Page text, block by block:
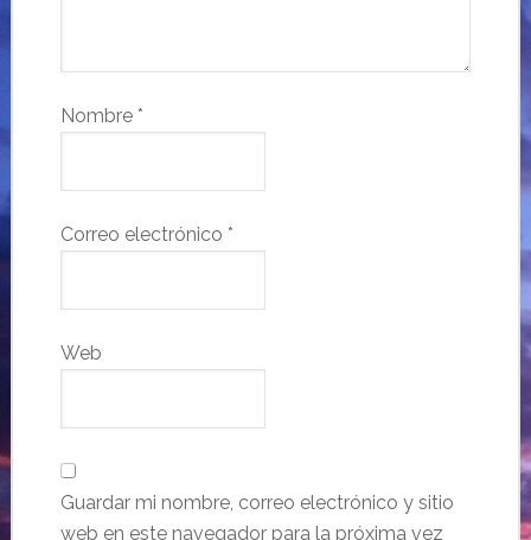
Nombre *
Correo electrónico *
Web
Guardar mi nombre, correo electrónico y sitio
web en este navegador para la próxima vez